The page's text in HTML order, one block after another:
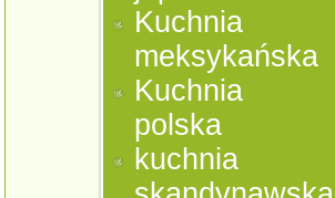
Kuchnia
meksykańska
Kuchnia
polska
kuchnia